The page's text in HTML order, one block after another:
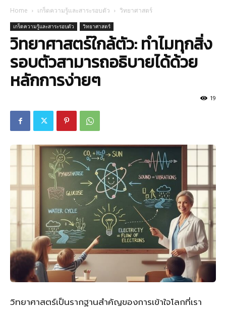
Home เกร็ดความรู้และสาระรอบตัว วิทยาศาสตร์
เกร็ดความรู้และสาระรอบตัว วิทยาศาสตร์
วิทยาศาสตร์ใกล้ตัว: ทำไมทุกสิ่ง
รอบตัวสามารถอธิบายได้ด้วย
หลักการง่ายๆ
19
วิทยาศาสตร์เป็นรากฐานสำคัญของการเข้าใจโลกที่เรา